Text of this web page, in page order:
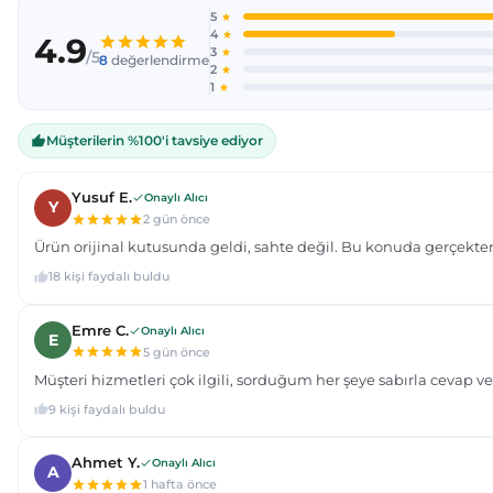
Ürün açıklamasında eksik bilgiler bulunuyor.
Ürün bilgilerinde hatalar bulunuyor.
Ürün fiyatı diğer sitelerden daha pahalı.
Bu ürüne benzer farklı alternatifler olmalı.